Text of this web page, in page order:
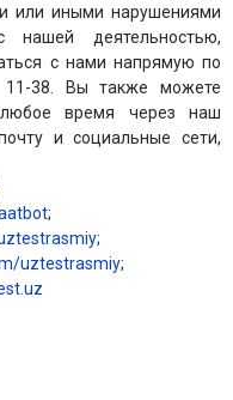
или иными нарушениями
нашей деятельностью,
с нами напрямую по
11-38. Вы также можете
время через наш
и социальные сети,
;
;
uztestrasmiy;